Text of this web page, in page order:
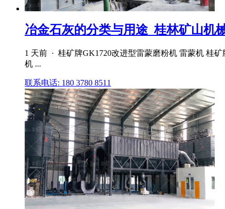
冶金石灰的分类与用途_桂林矿山机
1 天前 · 桂矿牌GK1720改进型雷蒙磨粉机 雷蒙机 桂
机 ...
联系电话: 180 3780 8511